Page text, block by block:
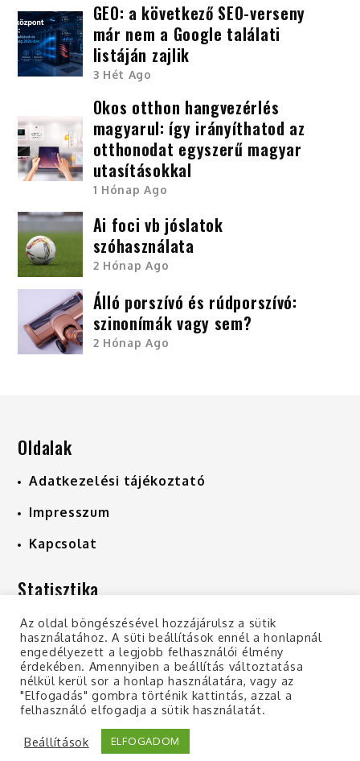
GEO: a következő SEO-verseny
már nem a Google találati
listáján zajlik
3 Hét Ago
Okos otthon hangvezérlés
magyarul: így irányíthatod az
otthonodat egyszerű magyar
utasításokkal
1 Hónap Ago
Ai foci vb jóslatok
szóhasználata
2 Hónap Ago
Álló porszívó és rúdporszívó:
szinonímák vagy sem?
2 Hónap Ago
Oldalak
Adatkezelési tájékoztató
Impresszum
Kapcsolat
Statisztika
A szinonima szó oldalon már1,302db
szinonima érhető el.
Adatkezelési tájékoztató
Shark Magazine by
Az oldal böngészésével hozzájárulsz a sütik
használatához. A süti beállítások ennél a honlapnál
engedélyezett a legjobb felhasználói élmény
érdekében. Amennyiben a beállítás változtatása
nélkül kerül sor a honlap használatára, vagy az
"Elfogadás" gombra történik kattintás, azzal a
felhasználó elfogadja a sütik használatát.
Beállítások ELFOGADOM